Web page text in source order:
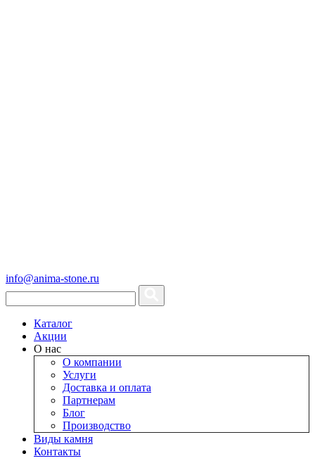
info@anima-stone.ru
Каталог
Акции
О нас
О компании
Услуги
Доставка и оплата
Партнерам
Блог
Производство
Виды камня
Контакты